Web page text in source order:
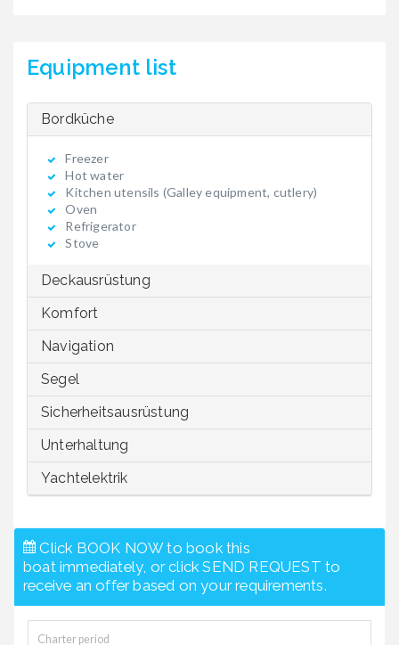
Equipment list
Bordküche
Freezer
Hot water
Kitchen utensils (Galley equipment, cutlery)
Oven
Refrigerator
Stove
Deckausrüstung
Komfort
Navigation
Segel
Sicherheitsausrüstung
Unterhaltung
Yachtelektrik
Click BOOK NOW to book this
boat immediately, or click SEND REQUEST to
receive an offer based on your requirements.